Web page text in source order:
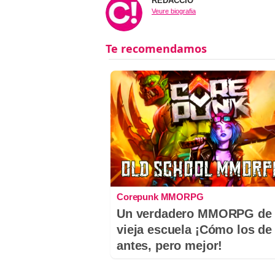
Veure biografia
Corepunk MMORPG
Un verdadero MMORPG de
vieja escuela ¡Cómo los de
antes, pero mejor!